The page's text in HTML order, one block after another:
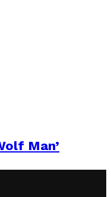
Man’